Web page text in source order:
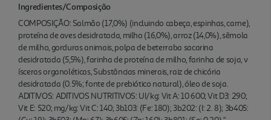
Ingredientes/Composição
COMPOSIÇÃO: Salmão (17,0%) (incluindo cabeça, espinhas, carne),
proteína de aves desidratada, milho (16,0%), arroz (14,0%), sêmola
de milho, gorduras animais, polpa de beterraba sacarina
desidratada (5,5%), farinha de proteína de milho, farinha de soja, v
ísceras organoléticas, Substâncias minerais, raiz de chicória
desidratada (0.5%; fonte de prebiótico natural), óleo de soja.
ADITIVOS: ADITIVOS NUTRITIVOS: UI/kg: Vit A: 10 600; Vit D3: 290;
Vit E: 520; mg/kg: Vit C: 140; 3b103: (Fe: 180); 3b202: (I: 2. 8); 3b405: